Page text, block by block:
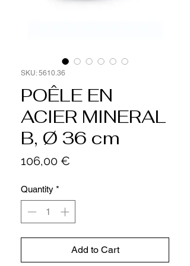
SKU: 5610.36
POÊLE EN
ACIER MINERAL
B, Ø 36 cm
106,00 €
Quantity *
Add to Cart